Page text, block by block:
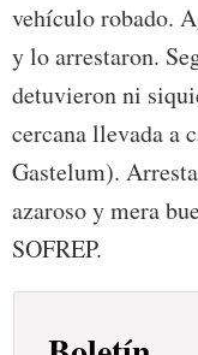
vehículo robado.
y lo arrestaron.
detuvieron ni
cercana llevada a
Gastelum).
azaroso y mera
SOFREP.